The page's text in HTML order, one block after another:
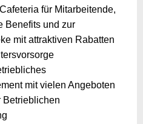
für Mitarbeitende,
Benefits und zur
mit attraktiven Rabatten
mit vielen Angeboten
Betrieblichen